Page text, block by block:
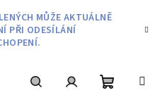
MŮŽE AKTUÁLNĚ
PŘI ODESÍLÁNÍ